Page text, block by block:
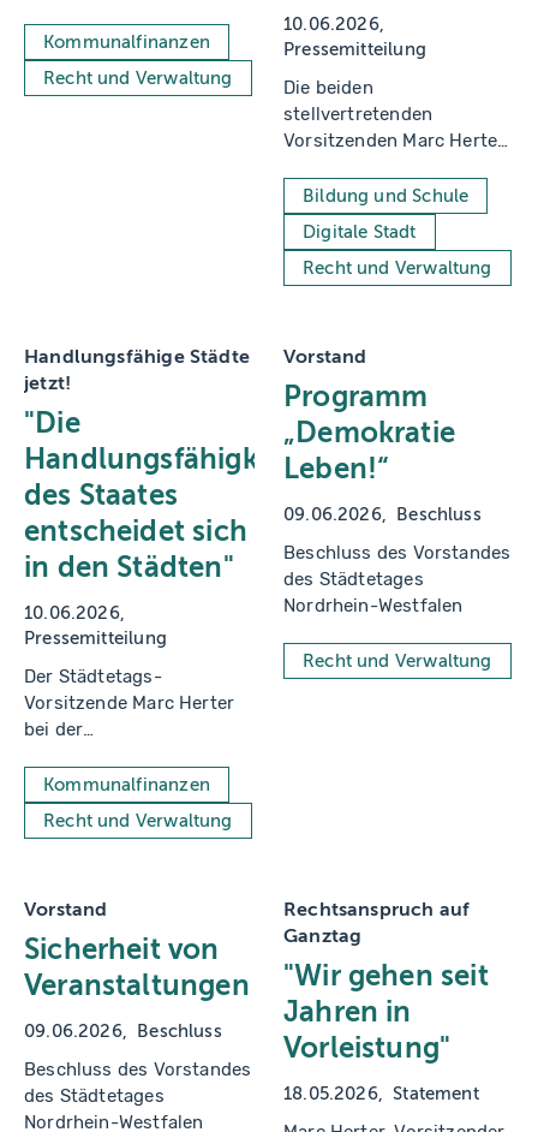
Gemeindefinanzierungsgesetz
und kommunalen
Modernisierungsagenda
Kommunalfinanzen
Recht und Verwaltung
10.06.2026
Pressemitteilung
Die beiden
stellvertretenden
Vorsitzenden Marc Herter
der
Mitgliederversammlung in
Oberhausen.
Bildung und Schule
Digitale Stadt
Recht und Verwaltung
Handlungsfähige Städte
jetzt!
"Die
Handlungsfähigkeit
des Staates
entscheidet sich
in den Städten"
10.06.2026
Pressemitteilung
Der Städtetags-
Vorsitzende Marc Herter
bei der
Oberhausen
Kommunalfinanzen
Recht und Verwaltung
Vorstand
Programm
„Demokratie
Leben!“
09.06.2026 Beschluss
Beschluss des Vorstandes
des Städtetages
Nordrhein-Westfalen
Recht und Verwaltung
Vorstand
Sicherheit von
Veranstaltungen
09.06.2026 Beschluss
Beschluss des Vorstandes
des Städtetages
Nordrhein-Westfalen
Rechtsanspruch auf
Ganztag
"Wir gehen seit
Jahren in
Vorleistung"
18.05.2026 Statement